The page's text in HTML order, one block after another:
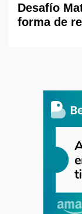
Desafío
forma de